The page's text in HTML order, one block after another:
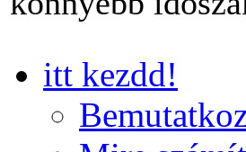
itt kezdd!